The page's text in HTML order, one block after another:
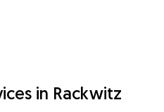
in Rackwitz